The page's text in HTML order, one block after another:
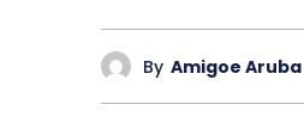
By Amigoe Aruba